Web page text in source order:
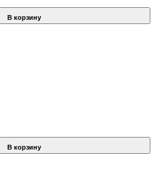
В корзину
В корзину